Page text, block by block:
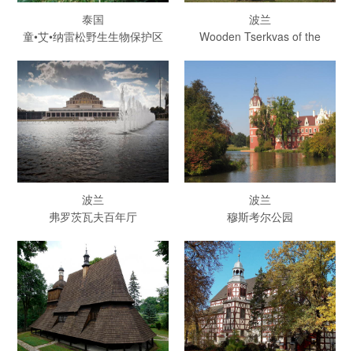
泰国
童•艾•纳雷松野生生物保护区
波兰
Wooden Tserkvas of the
波兰
弗罗茨瓦夫百年厅
波兰
穆斯考尔公园